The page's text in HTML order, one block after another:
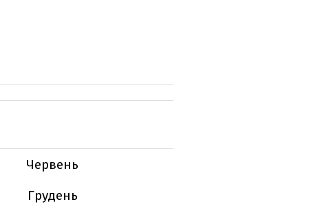
Червень
Грудень